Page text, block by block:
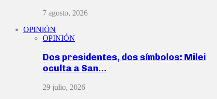
7 agosto, 2026
OPINIÓN
OPINIÓN
Dos presidentes, dos símbolos: Milei
oculta a San…
29 julio, 2026